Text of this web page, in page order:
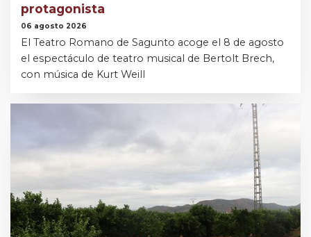
protagonista
06 agosto 2026
El Teatro Romano de Sagunto acoge el 8 de agosto
el espectáculo de teatro musical de Bertolt Brech,
con música de Kurt Weill